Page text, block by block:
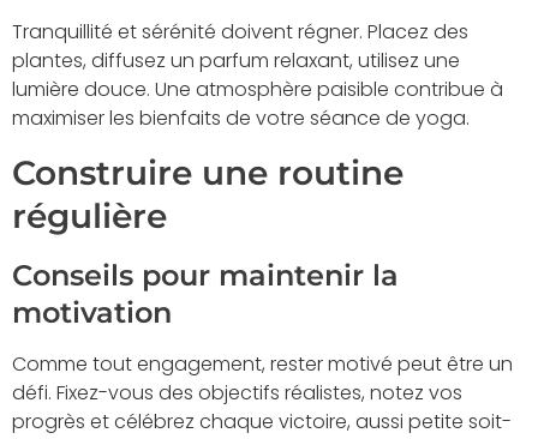
Tranquillité et sérénité doivent régner. Placez des
plantes, diffusez un parfum relaxant, utilisez une
lumière douce. Une atmosphère paisible contribue à
maximiser les bienfaits de votre séance de yoga.
Construire une routine
régulière
Conseils pour maintenir la
motivation
Comme tout engagement, rester motivé peut être un
défi. Fixez-vous des objectifs réalistes, notez vos
progrès et célébrez chaque victoire, aussi petite soit-